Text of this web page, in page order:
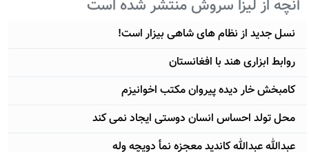
آنچه از لیزا سروش منتشر شده است
نسل جدید از نظام های شاهی بیزار است!
روابط ابزاری هند با افغانستان
کامبخش خار دیده پیروان مکتب اخوانیزم
محل تولد احساس انسان دوستی ایجاد نمی کند
عبدالله عبدالله کاندید معجزه نمأ دویچه وله